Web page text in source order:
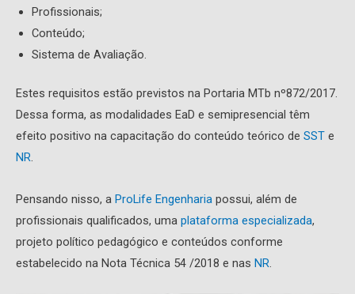
Profissionais;
Conteúdo;
Sistema de Avaliação.
Estes requisitos estão previstos na Portaria MTb nº872/2017.
Dessa forma, as modalidades EaD e semipresencial têm
efeito positivo na capacitação do conteúdo teórico de SST e
NR.
Pensando nisso, a ProLife Engenharia possui, além de
profissionais qualificados, uma plataforma especializada,
projeto político pedagógico e conteúdos conforme
estabelecido na Nota Técnica 54 /2018 e nas NR